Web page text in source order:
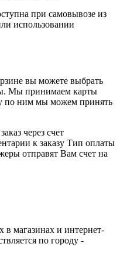
при самовывозе из
использовании
вы можете выбрать
Мы принимаем карты
по ним мы можем принять
через счет
к заказу Тип оплаты
отправят Вам счет на
в магазинах и интернет-
по городу -